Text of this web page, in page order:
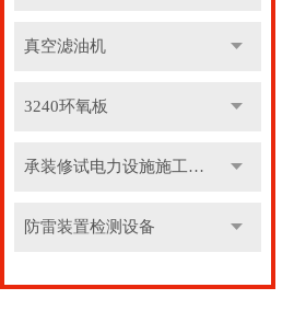
真空滤油机
3240环氧板
承装修试电力设施施工机具
防雷装置检测设备